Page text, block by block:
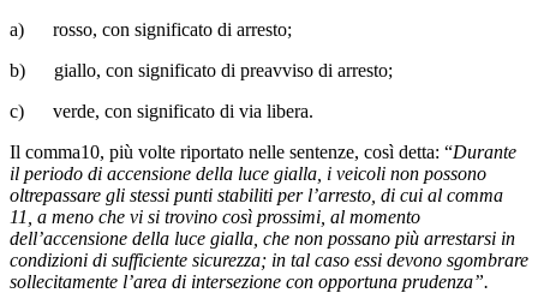
a) rosso, con significato di arresto;
b) giallo, con significato di preavviso di arresto;
c) verde, con significato di via libera.
Il comma10, più volte riportato nelle sentenze, così detta: “Durante
il periodo di accensione della luce gialla, i veicoli non possono
oltrepassare gli stessi punti stabiliti per l’arresto, di cui al comma
11, a meno che vi si trovino così prossimi, al momento
dell’accensione della luce gialla, che non possano più arrestarsi in
condizioni di sufficiente sicurezza; in tal caso essi devono sgombrare
sollecitamente l’area di intersezione con opportuna prudenza”.